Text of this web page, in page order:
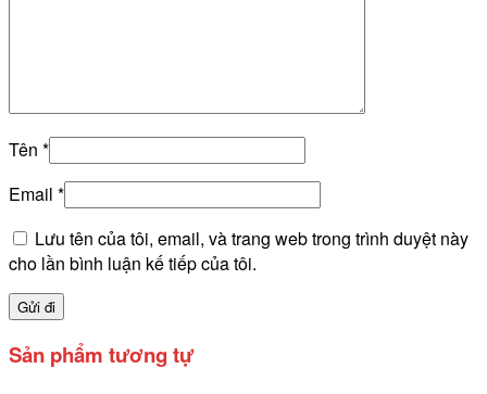
Tên *
Email *
Lưu tên của tôi, email, và trang web trong trình duyệt này
cho lần bình luận kế tiếp của tôi.
Sản phẩm tương tự